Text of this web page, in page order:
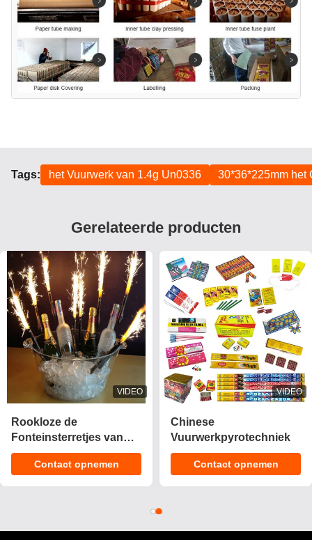
Tags: het Vuurwerk van 1.4g Un0336 30*36*225mm het
Gerelateerde producten
VIDEO
Rookloze de
Fonteinsterretjes van
het Stadiumijs/0,029
CBM Vuurwerk van
Contact opnemen
VIDEO
Chinese
Vuurwerkpyrotechniek
Contact opnemen